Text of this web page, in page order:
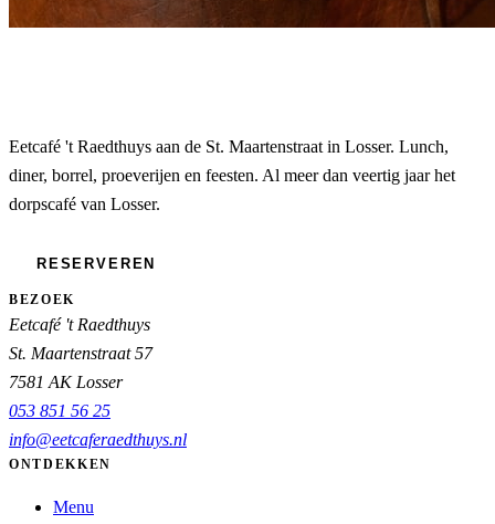
Eetcafé 't Raedthuys aan de St. Maartenstraat in Losser. Lunch,
diner, borrel, proeverijen en feesten. Al meer dan veertig jaar het
dorpscafé van Losser.
RESERVEREN
BEZOEK
Eetcafé 't Raedthuys
St. Maartenstraat 57
7581 AK Losser
053 851 56 25
info@eetcaferaedthuys.nl
ONTDEKKEN
Menu